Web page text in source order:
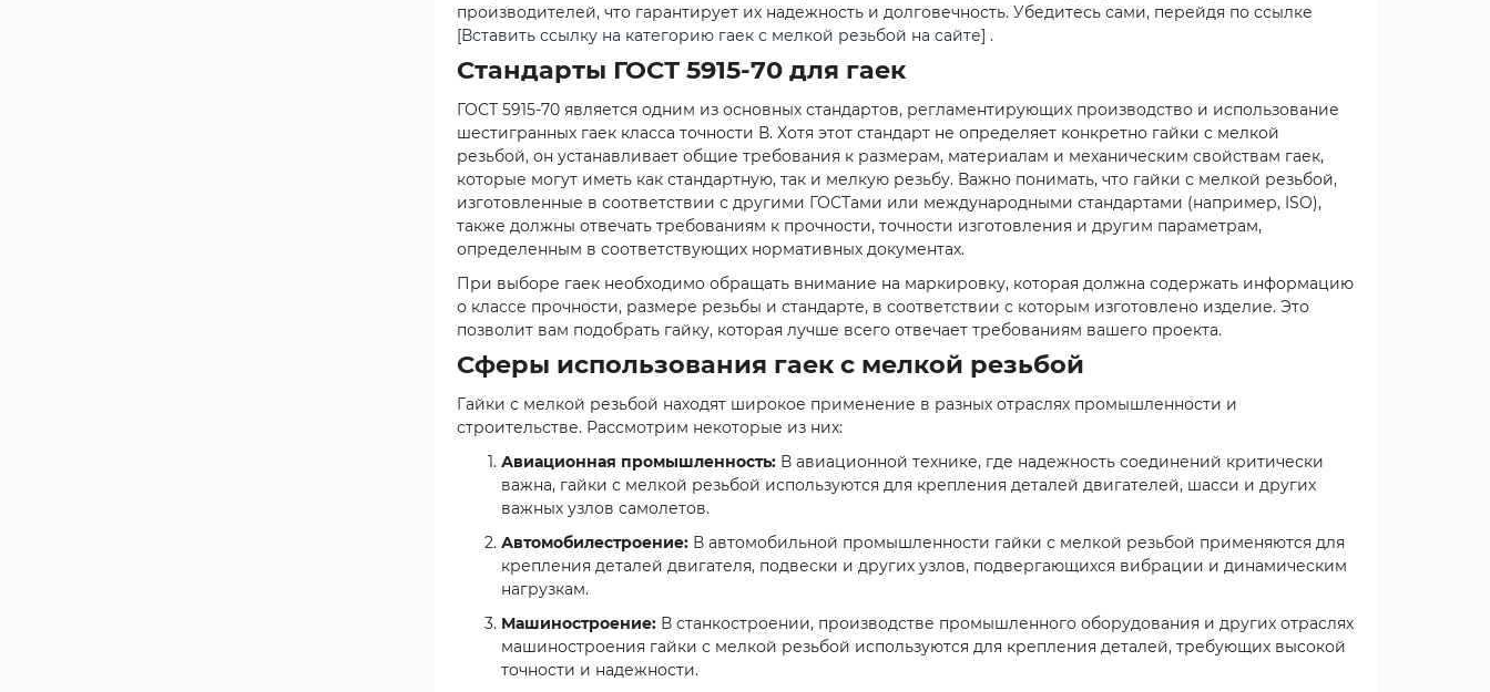
производителей, что гарантирует их надежность и долговечность. Убедитесь сами, перейдя по ссылке
[Вставить ссылку на категорию гаек с мелкой резьбой на сайте] .
Стандарты ГОСТ 5915-70 для гаек
ГОСТ 5915-70 является одним из основных стандартов, регламентирующих производство и использование
шестигранных гаек класса точности В. Хотя этот стандарт не определяет конкретно гайки с мелкой
резьбой, он устанавливает общие требования к размерам, материалам и механическим свойствам гаек,
которые могут иметь как стандартную, так и мелкую резьбу. Важно понимать, что гайки с мелкой резьбой,
изготовленные в соответствии с другими ГОСТами или международными стандартами (например, ISO),
также должны отвечать требованиям к прочности, точности изготовления и другим параметрам,
определенным в соответствующих нормативных документах.
При выборе гаек необходимо обращать внимание на маркировку, которая должна содержать информацию
о классе прочности, размере резьбы и стандарте, в соответствии с которым изготовлено изделие. Это
позволит вам подобрать гайку, которая лучше всего отвечает требованиям вашего проекта.
Сферы использования гаек с мелкой резьбой
Гайки с мелкой резьбой находят широкое применение в разных отраслях промышленности и
строительстве. Рассмотрим некоторые из них:
Авиационная промышленность: В авиационной технике, где надежность соединений критически
важна, гайки с мелкой резьбой используются для крепления деталей двигателей, шасси и других
важных узлов самолетов.
Автомобилестроение: В автомобильной промышленности гайки с мелкой резьбой применяются для
крепления деталей двигателя, подвески и других узлов, подвергающихся вибрации и динамическим
нагрузкам.
Машиностроение: В станкостроении, производстве промышленного оборудования и других отраслях
машиностроения гайки с мелкой резьбой используются для крепления деталей, требующих высокой
точности и надежности.